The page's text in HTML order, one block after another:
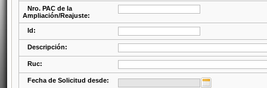
Nro. PAC de la
Ampliación/Reajuste:
Id:
Descripción:
Ruc:
Fecha de Solicitud desde: